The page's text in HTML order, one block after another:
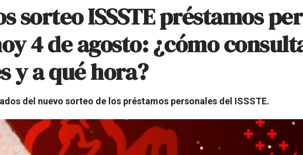
sorteo ISSSTE préstamos
4 de agosto: ¿cómo
y a qué hora?
del nuevo sorteo de los préstamos personales del ISSSTE.